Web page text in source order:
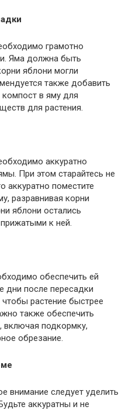
грамотно
Яма должна быть
яблони могли
также добавить
компост в яму для
для растения.
аккуратно
При этом старайтесь не
аккуратно поместите
разравнивая корни
яблони остались
к ней.
обеспечить ей
дни после пересадки
чтобы растение быстрее
также обеспечить
включая подкормку,
обрезание.
внимание следует уделить
аккуратны и не